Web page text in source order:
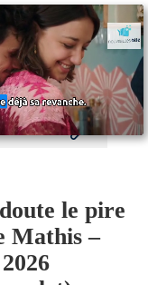
le pire
Mathis –